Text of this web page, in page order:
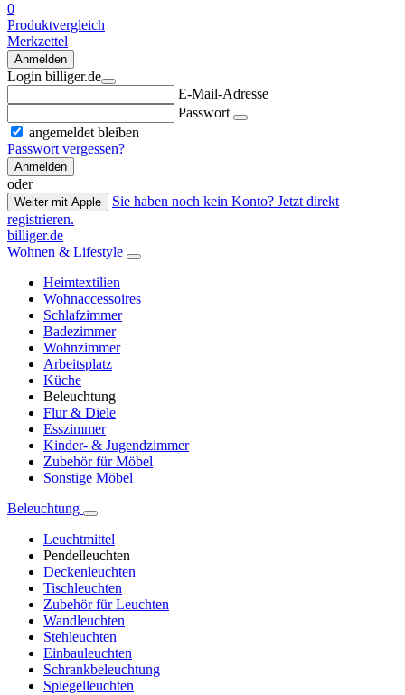
0
Produktvergleich
Merkzettel
Anmelden
Login billiger.de
E-Mail-Adresse
Passwort
angemeldet bleiben
Passwort vergessen?
Anmelden
oder
Weiter mit Apple
Sie haben noch kein Konto? Jetzt direkt
registrieren.
billiger.de
Wohnen & Lifestyle
Heimtextilien
Wohnaccessoires
Schlafzimmer
Badezimmer
Wohnzimmer
Arbeitsplatz
Küche
Beleuchtung
Flur & Diele
Esszimmer
Kinder- & Jugendzimmer
Zubehör für Möbel
Sonstige Möbel
Beleuchtung
Leuchtmittel
Pendelleuchten
Deckenleuchten
Tischleuchten
Zubehör für Leuchten
Wandleuchten
Stehleuchten
Einbauleuchten
Schrankbeleuchtung
Spiegelleuchten